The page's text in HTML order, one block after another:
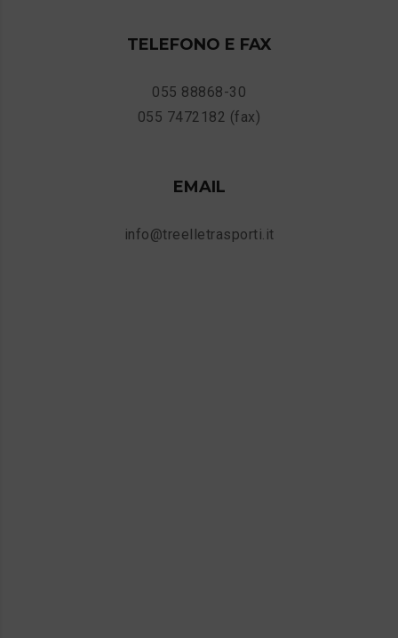
TELEFONO E FAX
055 88868-30
055 7472182 (fax)
EMAIL
info@treelletrasporti.it